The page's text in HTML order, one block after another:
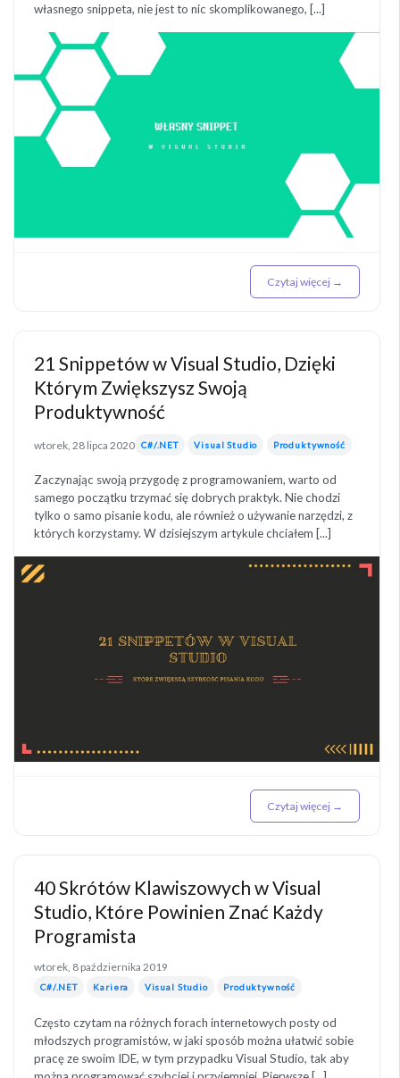
własnego snippeta, nie jest to nic skomplikowanego, [...]
Czytaj więcej →
21 Snippetów w Visual Studio, Dzięki
Którym Zwiększysz Swoją
Produktywność
wtorek, 28 lipca 2020 C#/.NET Visual Studio Produktywność
Zaczynając swoją przygodę z programowaniem, warto od
samego początku trzymać się dobrych praktyk. Nie chodzi
tylko o samo pisanie kodu, ale również o używanie narzędzi, z
których korzystamy. W dzisiejszym artykule chciałem [...]
Czytaj więcej →
40 Skrótów Klawiszowych w Visual
Studio, Które Powinien Znać Każdy
Programista
wtorek, 8 października 2019
C#/.NET Kariera Visual Studio Produktywność
Często czytam na różnych forach internetowych posty od
młodszych programistów, w jaki sposób można ułatwić sobie
pracę ze swoim IDE, w tym przypadku Visual Studio, tak aby